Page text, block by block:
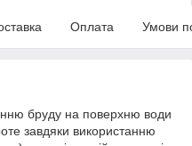
Оплата Умови
бруду на поверхню води
завдяки використанню